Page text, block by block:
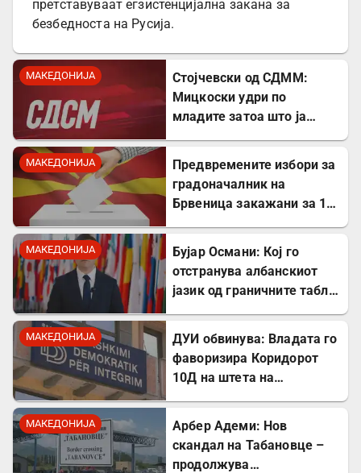
претставуваат егзистенцијална закана за
безбедноста на Русија.
МАКЕДОНИЈА
Стојчевски од СДММ:
Мицкоски удри по
младите затоа што ја
МАКЕДОНИЈА
Предвремените избори за
градоначалник на
Брвеница закажани за 18
МАКЕДОНИЈА
Бујар Османи: Кој го
отстранува албанскиот
јазик од граничните табли,
МАКЕДОНИЈА
ДУИ обвинува: Владата го
фаворизира Коридорот
10Д на штета на
МАКЕДОНИЈА
Арбер Адеми: Нов
скандал на Табановце –
продолжува